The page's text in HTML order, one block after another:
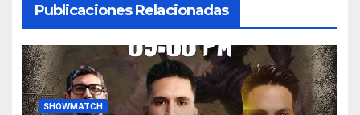
Publicaciones Relacionadas
SHOWMATCH